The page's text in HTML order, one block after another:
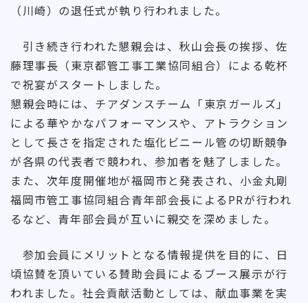
（川崎）の退任式が執り行われました。
引き続き行われた懇親会は、秋山会長の挨拶、佐
藤理事長（東京都管工事工業協同組合）による乾杯
で祝宴がスタートしました。
懇親会時には、チアダンスチーム「東京ガールズ」
による華やかなパフォーマンスや、アトラクション
として長さを指定された塩化ビニール管の切断競争
が各県の代表者で競われ、参加者を魅了しました。
また、次年度開催地が福岡市と発表され、小金丸剛
福岡市管工事協同組合青年部会長によるPRが行われ
るなど、青年部会員が互いに親交を深めました。
参加会員にメリットとなる情報提供を目的に、日
頃協賛を頂いている賛助会員によるブース展示が行
われました。社会貢献活動としては、献血事業を実